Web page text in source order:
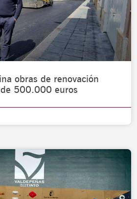
obras de renovación
500.000 euros